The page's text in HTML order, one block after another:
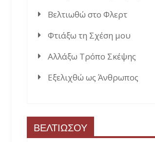
Βελτιωθώ στο Φλερτ
Φτιάξω τη Σχέση μου
Αλλάξω Τρόπο Σκέψης
Εξελιχθώ ως Άνθρωπος
ΒΕΛΤΙΩΣΟΥ